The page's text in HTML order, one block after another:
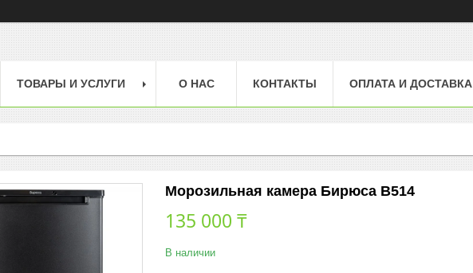
ТОВАРЫ И УСЛУГИ О НАС КОНТАКТЫ ОПЛАТА И ДОСТАВКА
Морозильная камера Бирюса B514
135 000 ₸
В наличии